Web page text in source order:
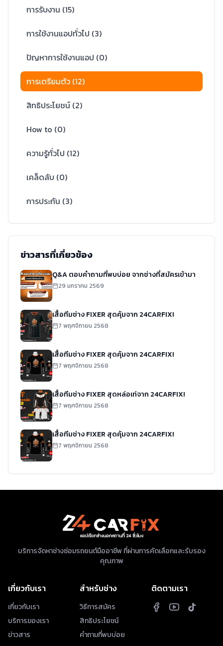
การรับงาน (15)
การใช้งานแอปทั่วไป (3)
ปัญหาการใช้งานแอป (0)
การเตรียมตัว (12)
สิทธิประโยชน์ (2)
How to (0)
ความรู้ทั่วไป (12)
เคล็ดลับ (0)
การประกัน (3)
ข่าวสารที่เกี่ยวข้อง
Q&A ตอบคำถามที่พบบ่อย จากช่างที่สมัครเข้ามา
29 มกราคม 2569
เสื้อทีมช่าง FIXER สุดคุ้มจาก 24CARFIX!
7 พฤศจิกายน 2568
เสื้อทีมช่าง FIXER สุดคุ้มจาก 24CARFIX!
7 พฤศจิกายน 2568
เสื้อทีมช่าง FIXER สุดหล่อเท่จาก 24CARFIX!
7 พฤศจิกายน 2568
เสื้อทีมช่าง FIXER สุดคุ้มจาก 24CARFIX!
7 พฤศจิกายน 2568
บริการจัดหาช่างซ่อมรถยนต์มืออาชีพ ที่ผ่านการคัดเลือกและรับรอง
คุณภาพ
เกี่ยวกับเรา
เกี่ยวกับเรา
บริการของเรา
ข่าวสาร
สำหรับช่าง
วิธีการสมัคร
สิทธิประโยชน์
คำถามที่พบบ่อย
ติดตามเรา